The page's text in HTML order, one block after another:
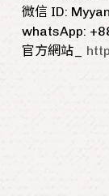
微信 ID:
whatsApp:
官方網站_